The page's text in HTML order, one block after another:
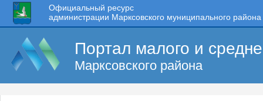
Официальный ресурс
администрации Марксовского муниципального района
Портал малого и
Марксовского района